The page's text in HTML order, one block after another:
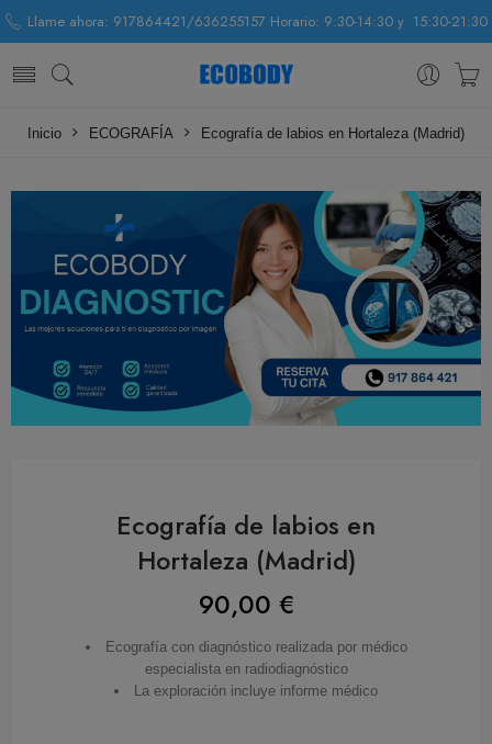
Llame ahora: 917864421/636255157 Horario: 9:30-14:30 y 15:30-21:30
Inicio ECOGRAFÍA Ecografía de labios en Hortaleza (Madrid)
Ecografía de labios en
Hortaleza (Madrid)
90,00 €
Ecografía con diagnóstico realizada por médico
especialista en radiodiagnóstico
La exploración incluye informe médico